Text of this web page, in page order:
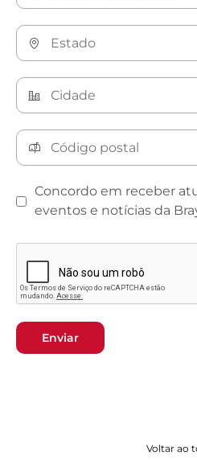
Concordo em receber
eventos e notícias da
Enviar
Voltar ao